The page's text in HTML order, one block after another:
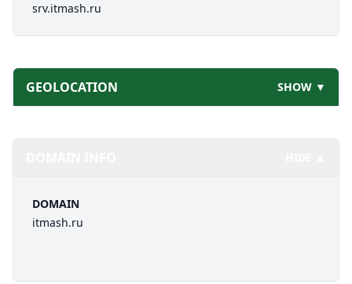
srv.itmash.ru
GEOLOCATION SHOW ▼
DOMAIN
itmash.ru